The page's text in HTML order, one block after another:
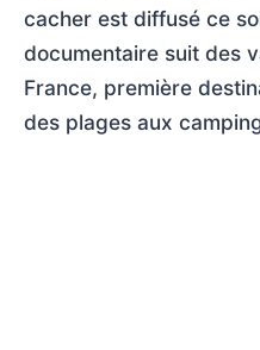
cacher est diffusé ce
documentaire suit des
France, première
des plages aux